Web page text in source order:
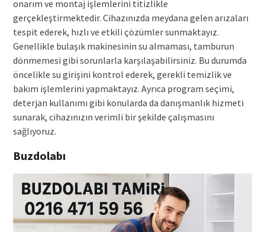
onarım ve montaj işlemlerini titizlikle
gerçekleştirmektedir. Cihazınızda meydana gelen arızaları
tespit ederek, hızlı ve etkili çözümler sunmaktayız.
Genellikle bulaşık makinesinin su almaması, tamburun
dönmemesi gibi sorunlarla karşılaşabilirsiniz. Bu durumda
öncelikle su girişini kontrol ederek, gerekli temizlik ve
bakım işlemlerini yapmaktayız. Ayrıca program seçimi,
deterjan kullanımı gibi konularda da danışmanlık hizmeti
sunarak, cihazınızın verimli bir şekilde çalışmasını
sağlıyoruz.
Buzdolabı